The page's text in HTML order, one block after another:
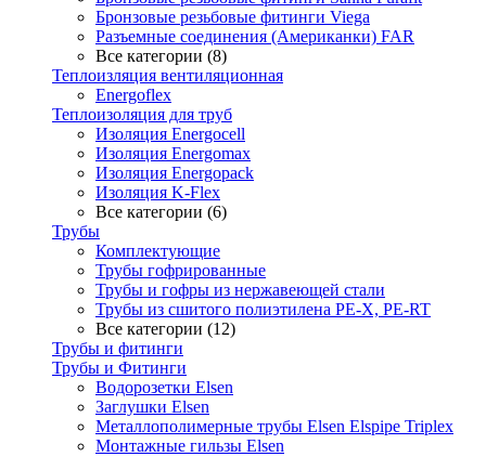
Бронзовые резьбовые фитинги Viega
Разъемные соединения (Американки) FAR
Все категории (8)
Теплоизляция вентиляционная
Energoflex
Теплоизоляция для труб
Изоляция Energocell
Изоляция Energomax
Изоляция Energopack
Изоляция K-Flex
Все категории (6)
Трубы
Комплектующие
Трубы гофрированные
Трубы и гофры из нержавеющей стали
Трубы из сшитого полиэтилена PE-X, PE-RT
Все категории (12)
Трубы и фитинги
Трубы и Фитинги
Водорозетки Elsen
Заглушки Elsen
Металлополимерные трубы Elsen Elspipe Triplex
Монтажные гильзы Elsen